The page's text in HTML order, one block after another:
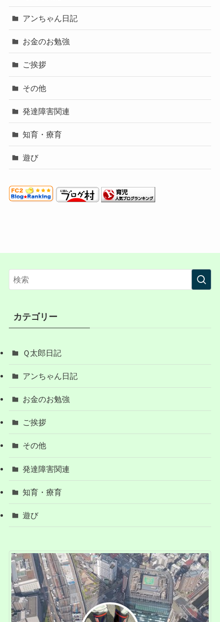
アンちゃん日記
お金のお勉強
ご挨拶
その他
発達障害関連
知育・療育
遊び
カテゴリー
Ｑ太郎日記
アンちゃん日記
お金のお勉強
ご挨拶
その他
発達障害関連
知育・療育
遊び